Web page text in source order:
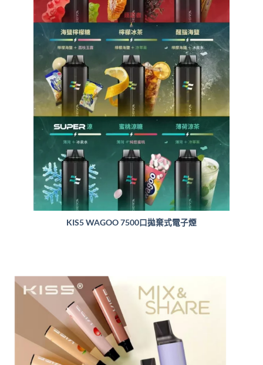
KIS5 WAGOO 7500口拋棄式電子煙